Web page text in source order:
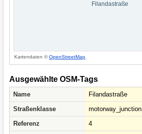
Filandastraße
Kartendaten ©OpenStreetMap
Ausgewählte OSM-Tags
Name
Filandastraße
Straßenklasse
motorway_junction
Referenz
4